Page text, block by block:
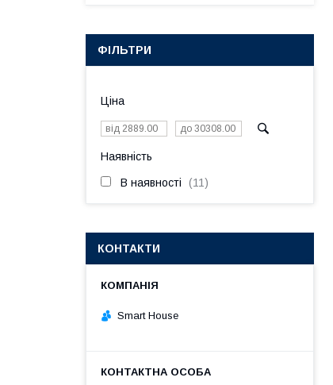
ФІЛЬТРИ
Ціна
Наявність
В наявності 11
КОНТАКТИ
Smart House